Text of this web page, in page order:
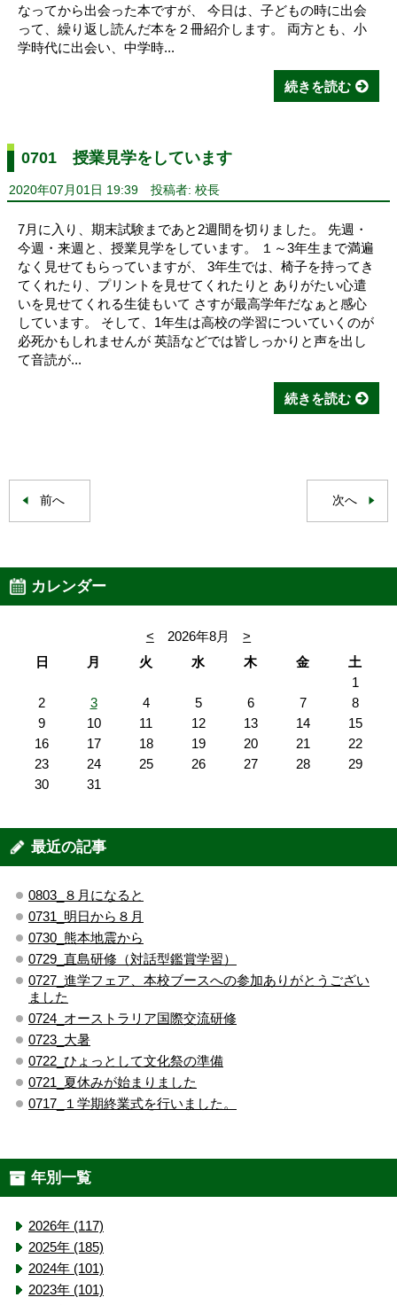
なってから出会った本ですが、 今日は、子どもの時に出会
って、繰り返し読んだ本を２冊紹介します。 両方とも、小
学時代に出会い、中学時...
続きを読む
0701 授業見学をしています
2020年07月01日 19:39 投稿者: 校長
7月に入り、期末試験まであと2週間を切りました。 先週・
今週・来週と、授業見学をしています。 １～3年生まで満遍
なく見せてもらっていますが、 3年生では、椅子を持ってき
てくれたり、プリントを見せてくれたりと ありがたい心遣
いを見せてくれる生徒もいて さすが最高学年だなぁと感心
しています。 そして、1年生は高校の学習についていくのが
必死かもしれませんが 英語などでは皆しっかりと声を出し
て音読が...
続きを読む
前へ 次へ
カレンダー
< 2026年8月
>
日
月 火 水 木 金
土
1
2
3 4 5 6 7
8
9
10 11 12 13 14
15
16
17 18 19 20 21
22
23
24 25 26 27 28
29
30
31
最近の記事
0803_８月になると
0731_明日から８月
0730_熊本地震から
0729_直島研修（対話型鑑賞学習）
0727_進学フェア、本校ブースへの参加ありがとうござい
ました
0724_オーストラリア国際交流研修
0723_大暑
0722_ひょっとして文化祭の準備
0721_夏休みが始まりました
0717_１学期終業式を行いました。
年別一覧
2026年 (117)
2025年 (185)
2024年 (101)
2023年 (101)